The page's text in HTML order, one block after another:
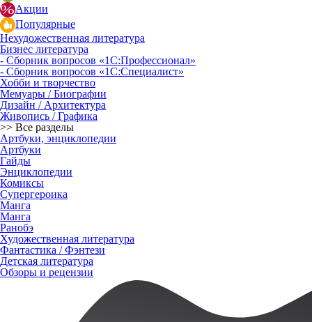
Акции
Популярные
Нехудожественная литература
Бизнес литература
- Сборник вопросов «1С:Профессионал»
- Сборник вопросов «1С:Специалист»
Хобби и творчество
Мемуары / Биографии
Дизайн / Архитектура
Живопись / Графика
>> Все разделы
Артбуки, энциклопедии
Артбуки
Гайды
Энциклопедии
Комиксы
Супергероика
Манга
Манга
Ранобэ
Художественная литература
Фантастика / Фэнтези
Детская литература
Обзоры и рецензии